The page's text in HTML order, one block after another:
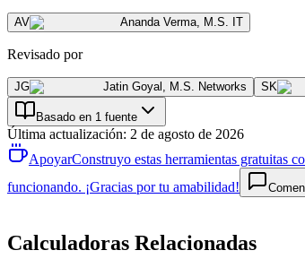
AV Ananda Verma M.S. IT
Revisado por
JG Jatin Goyal M.S. Networks SK
Basado en 1 fuente
Última actualización: 2 de agosto de 2026
ApoyarConstruyo estas herramientas gratuitas
funcionando. ¡Gracias por tu amabilidad!
Calculadoras Relacionadas